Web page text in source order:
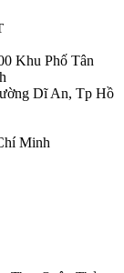
Khu Phố Tân
Dĩ An, Tp Hồ
Minh